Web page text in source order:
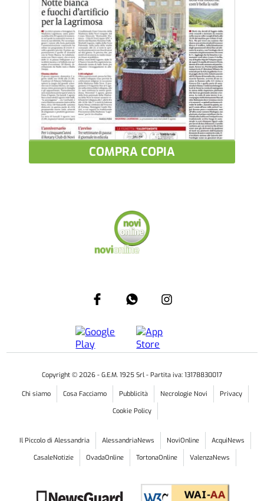
COMPRA COPIA
Copyright © 2026 - G.E.M. 1925 Srl - Partita iva: 13178830017
Chi siamo Cosa Facciamo Pubblicità Necrologie Novi
Privacy
Cookie Policy
Il Piccolo di Alessandria AlessandriaNews NoviOnline
AcquiNews
CasaleNotizie
OvadaOnline TortonaOnline ValenzaNews